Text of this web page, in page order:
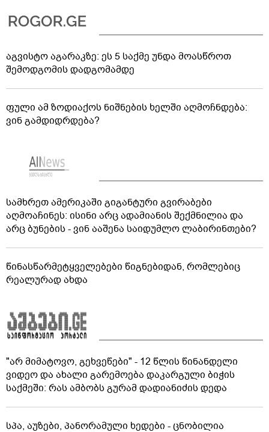
აგვისტო აგარაკზე: ეს 5 საქმე უნდა მოასწროთ
შემოდგომის დადგომამდე
ფული ამ ზოდიაქოს ნიშნების ხელში აღმოჩნდება:
ვინ გამდიდრდება?
სამხრეთ ამერიკაში გიგანტური გვირაბები
აღმოაჩინეს: ისინი არც ადამიანის შექმნილია და
არც ბუნების - ვინ ააშენა საიდუმლო ლაბირინთები?
წინასწარმეტყველებები წიგნებიდან, რომლებიც
რეალურად ახდა
"არ მიმატოვო, გეხვეწები" - 12 წლის წინანდელი
ვიდეო და ახალი გარემოება დაკარგული ბიჭის
საქმეში: რას ამბობს გურამ დადიანიძის დედა
სპა, აუზები, პანორამული ხედები - ცნობილია